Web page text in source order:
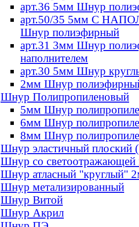
арт.36 5мм Шнур
арт.50/35 5мм С
Шнур полиэфирный
арт.31 3мм Шнур
наполнителем
арт.30 5мм Шнур
2мм Шнур
Шнур Полипропиленовый
5мм Шнур
6мм Шнур
8мм Шнур
Шнур эластичный плоский
Шнур со светоотражающей
Шнур атласный "круглый"
Шнур метализированный
Шнур Витой
Шнур Акрил